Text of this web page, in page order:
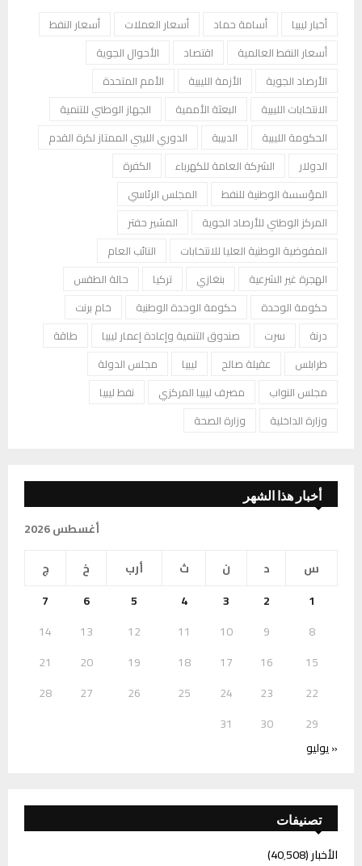
أخبار ليبيا أسامة حماد أسعار العملات
أسعار النفط
أسعار النفط العالمية
اقتصاد
الأحوال الجوية
الأرصاد الجوية
الأزمة الليبية
الأمم المتحدة
الانتخابات الليبية
البعثة الأممية
الجهاز الوطني للتنمية
الحكومة الليبية
الدبيبة
الدوري الليبي الممتاز لكرة القدم
الدولار
الشركة العامة للكهرباء
الكفرة
المؤسسة الوطنية للنفط
المجلس الرئاسي
المركز الوطني للأرصاد الجوية
المشير حفتر
المفوضية الوطنية العليا للانتخابات
النائب العام
الهجرة غير الشرعية
بنغازي تركيا
حالة الطقس
حكومة الوحدة
حكومة الوحدة الوطنية
خام برنت
درنة
سرت صندوق التنمية وإعادة إعمار ليبيا
طاقة
طرابلس
عقيلة صالح ليبيا
مجلس الدولة
مجلس النواب
مصرف ليبيا المركزي
نفط ليبيا
وزارة الداخلية
وزارة الصحة
أخبار هذا الشهر
أغسطس 2026
س
د ن ث أرب خ
ج
1
2
3
4
5
6
7
8
9
10
11
12
13
14
15
16
17
18
19
20
21
22
23
24
25
26
27
28
29
30
31
« يوليو
تصنيفات
الأخبار(40٬508)